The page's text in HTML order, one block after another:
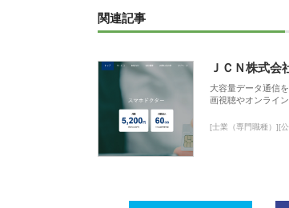
関連記事
ＪＣＮ株式
大容量データ通信
画視聴やオンライ
[士業（専門職種）][